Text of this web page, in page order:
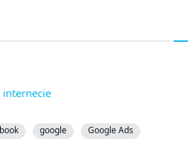
google
Google Ads